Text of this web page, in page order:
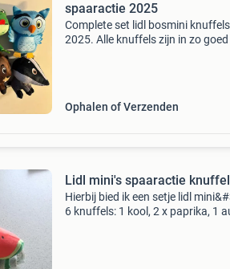
spaaractie 2025
Complete set lidl bosmini
2025. Alle knuffels zijn in zo
Ophalen of Verzenden
Hierbij bied ik een setje lidl
6 knuffels: 1 kool, 2 x paprika, 1